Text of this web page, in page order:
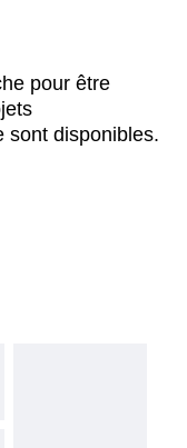
pour être
sont disponibles.